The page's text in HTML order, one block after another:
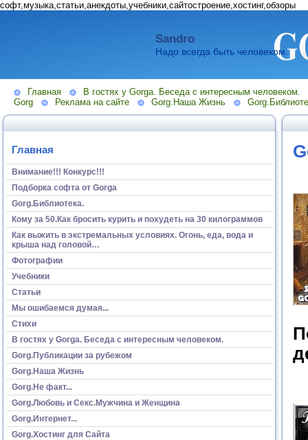
софт,музыка,статьи,анекдоты,учебники,сайтостроение,хостинг,обзоры
Sandro
Надо всегда быть человеком.
Главная
В гостях у Gorga. Беседа с интересным человеком.
Gorg
Реклама на сайте Gorg.Наша Жизнь
Главная
Внимание!!! Конкурс!!!
Подборка софта от Gorga
Gorg.Библиотека.
Кому за 50.Как бросить курить и похудеть на 30 килограммов
Как выжить в экстремальных условиях. Огонь, еда, вода и
крыша над головой…
Фотографии
Учебники
Статьи
Мы ошибаемся думая...
Стихи
В гостях у Gorga. Беседа с интересным человеком.
Gorg.Публикации за рубежом
Gorg.Наша Жизнь
Gorg.Не факт...
Gorg.Любовь и Секс.Мужчина и Женщина
Gorg.Интернет...
Gorg.Хостинг для Сайта